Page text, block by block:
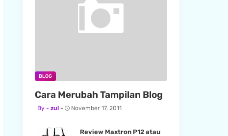
BLOG
Cara Merubah Tampilan Blog
zul November 17, 2011
Review Maxtron P12 atau